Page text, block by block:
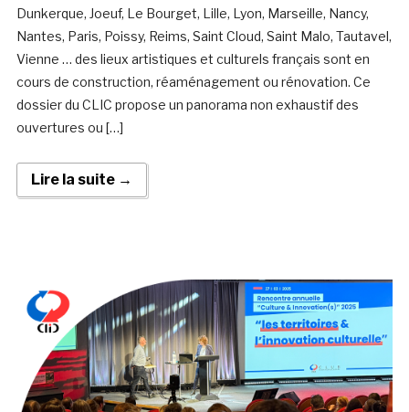
Dunkerque, Joeuf, Le Bourget, Lille, Lyon, Marseille, Nancy,
Nantes, Paris, Poissy, Reims, Saint Cloud, Saint Malo, Tautavel,
Vienne … des lieux artistiques et culturels français sont en
cours de construction, réaménagement ou rénovation. Ce
dossier du CLIC propose un panorama non exhaustif des
ouvertures ou […]
Lire la suite →